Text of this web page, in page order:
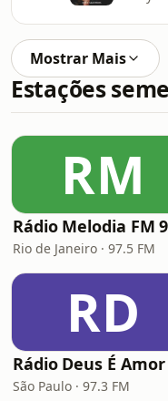
Mostrar Mais
Estações
RM
Rádio Melodia FM
Rio de Janeiro · 97.5 FM
RD
Rádio Deus É Amor
São Paulo · 97.3 FM